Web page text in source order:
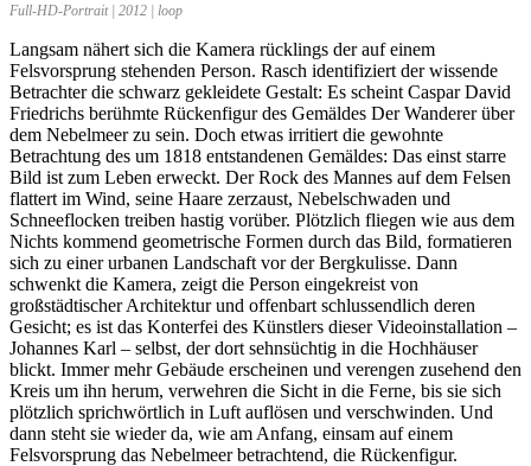
Full-HD-Portrait | 2012 | loop
Langsam nähert sich die Kamera rücklings der auf einem
Felsvorsprung stehenden Person. Rasch identifiziert der wissende
Betrachter die schwarz gekleidete Gestalt: Es scheint Caspar David
Friedrichs berühmte Rückenfigur des Gemäldes Der Wanderer über
dem Nebelmeer zu sein. Doch etwas irritiert die gewohnte
Betrachtung des um 1818 entstandenen Gemäldes: Das einst starre
Bild ist zum Leben erweckt. Der Rock des Mannes auf dem Felsen
flattert im Wind, seine Haare zerzaust, Nebelschwaden und
Schneeflocken treiben hastig vorüber. Plötzlich fliegen wie aus dem
Nichts kommend geometrische Formen durch das Bild, formatieren
sich zu einer urbanen Landschaft vor der Bergkulisse. Dann
schwenkt die Kamera, zeigt die Person eingekreist von
großstädtischer Architektur und offenbart schlussendlich deren
Gesicht; es ist das Konterfei des Künstlers dieser Videoinstallation –
Johannes Karl – selbst, der dort sehnsüchtig in die Hochhäuser
blickt. Immer mehr Gebäude erscheinen und verengen zusehend den
Kreis um ihn herum, verwehren die Sicht in die Ferne, bis sie sich
plötzlich sprichwörtlich in Luft auflösen und verschwinden. Und
dann steht sie wieder da, wie am Anfang, einsam auf einem
Felsvorsprung das Nebelmeer betrachtend, die Rückenfigur.